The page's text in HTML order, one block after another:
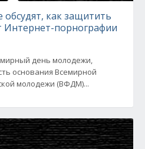
обсудят, как защитить
Интернет-порнографии
день молодежи,
основания Всемирной
молодежи (ВФДМ)...